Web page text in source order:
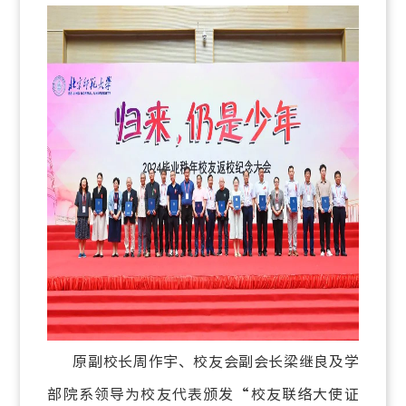
原副校长周作宇、校友会副会长梁继良及学
部院系领导为校友代表颁发“校友联络大使证